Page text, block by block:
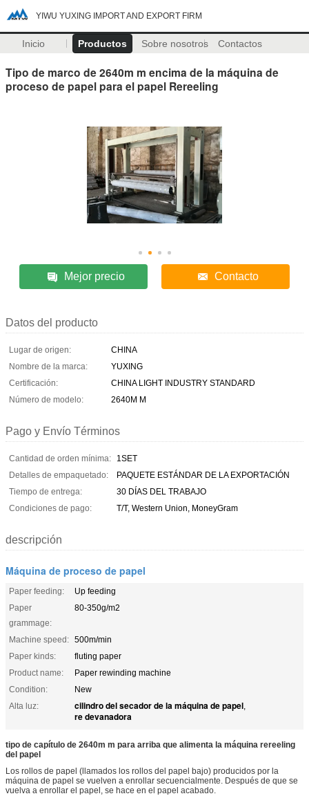
YIWU YUXING IMPORT AND EXPORT FIRM
Inicio Productos Sobre nosotros Contactos
Tipo de marco de 2640m m encima de la máquina de
proceso de papel para el papel Rereeling
Mejor precio Contacto
Datos del producto
Lugar de origen:
CHINA
Nombre de la marca:
YUXING
Certificación:
CHINA LIGHT INDUSTRY STANDARD
Número de modelo:
2640M M
Pago y Envío Términos
Cantidad de orden mínima:
1SET
Detalles de empaquetado:
PAQUETE ESTÁNDAR DE LA EXPORTACIÓN
Tiempo de entrega:
30 DÍAS DEL TRABAJO
Condiciones de pago:
T/T, Western Union, MoneyGram
descripción
Máquina de proceso de papel
Paper feeding:
Up feeding
Paper
grammage:
80-350g/m2
Machine speed: 500m/min
Paper kinds:
fluting paper
Product name:
Paper rewinding machine
Condition:
New
Alta luz:
cilindro del secador de la máquina de papel,
re devanadora
tipo de capítulo de 2640m m para arriba que alimenta la máquina rereeling
del papel
Los rollos de papel (llamados los rollos del papel bajo) producidos por la
máquina de papel se vuelven a enrollar secuencialmente. Después de que se
vuelva a enrollar el papel, se hace en el papel acabado.